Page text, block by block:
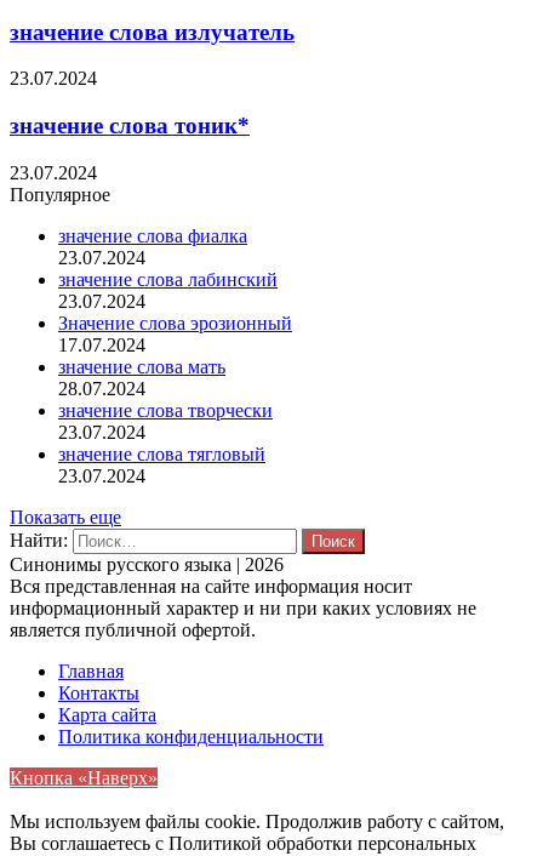
значение слова излучатель
23.07.2024
значение слова тоник*
23.07.2024
Популярное
значение слова фиалка
23.07.2024
значение слова лабинский
23.07.2024
Значение слова эрозионный
17.07.2024
значение слова мать
28.07.2024
значение слова творчески
23.07.2024
значение слова тягловый
23.07.2024
Показать еще
Найти:
Синонимы русского языка | 2026
Вся представленная на сайте информация носит
информационный характер и ни при каких условиях не
является публичной офертой.
Главная
Контакты
Карта сайта
Политика конфиденциальности
Кнопка «Наверх»
Мы используем файлы cookie. Продолжив работу с сайтом,
Вы соглашаетесь с Политикой обработки персональных